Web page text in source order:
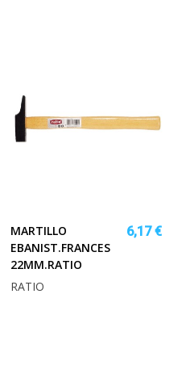
MARTILLO
EBANIST.FRANCES
22MM.RATIO
6,17 €
RATIO